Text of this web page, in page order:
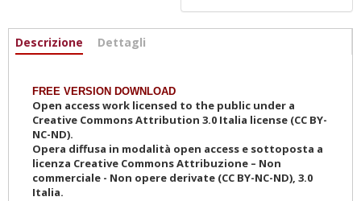
Informazioni
Descrizione (active
Dettagli
FREE VERSION DOWNLOAD
Open access work licensed to the public under a
Creative Commons Attribution 3.0 Italia license (CC BY-
NC-ND).
Opera diffusa in modalità open access e sottoposta a
licenza Creative Commons Attribuzione – Non
commerciale - Non opere derivate (CC BY-NC-ND), 3.0
Italia.